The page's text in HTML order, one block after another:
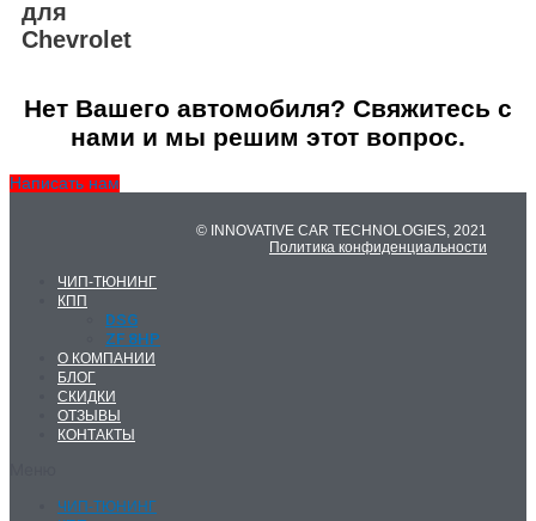
для
Chevrolet
Нет Вашего автомобиля? Свяжитесь с
нами и мы решим этот вопрос.
Написать нам
© INNOVATIVE CAR TECHNOLOGIES, 2021
Политика конфиденциальности
ЧИП-ТЮНИНГ
КПП
DSG
ZF 8HP
О КОМПАНИИ
БЛОГ
СКИДКИ
ОТЗЫВЫ
КОНТАКТЫ
ЧИП-ТЮНИНГ